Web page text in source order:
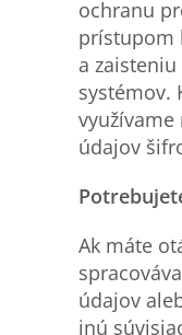
ochranu
prístupom
a
systémov.
využívame
údajov
Ak máte
údajov
inú